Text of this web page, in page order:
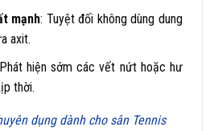
mạnh: Tuyệt đối không dùng dung
axit.
hiện sớm các vết nứt hoặc hư
thời.
dụng dành cho sân Tennis